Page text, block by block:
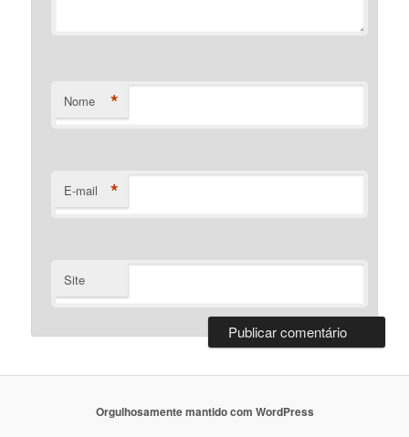
Nome *
E-mail *
Site
Orgulhosamente mantido com WordPress